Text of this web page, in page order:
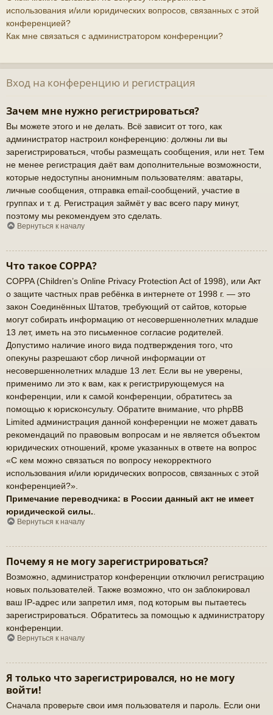
использования и/или юридических вопросов, связанных с этой
конференцией?
Как мне связаться с администратором конференции?
Вход на конференцию и регистрация
Зачем мне нужно регистрироваться?
Вы можете этого и не делать. Всё зависит от того, как
администратор настроил конференцию: должны ли вы
зарегистрироваться, чтобы размещать сообщения, или нет. Тем
не менее регистрация даёт вам дополнительные возможности,
которые недоступны анонимным пользователям: аватары,
личные сообщения, отправка email-сообщений, участие в
группах и т. д. Регистрация займёт у вас всего пару минут,
поэтому мы рекомендуем это сделать.
Вернуться к началу
Что такое COPPA?
COPPA (Children’s Online Privacy Protection Act of 1998), или Акт
о защите частных прав ребёнка в интернете от 1998 г. — это
закон Соединённых Штатов, требующий от сайтов, которые
могут собирать информацию от несовершеннолетних младше
13 лет, иметь на это письменное согласие родителей.
Допустимо наличие иного вида подтверждения того, что
опекуны разрешают сбор личной информации от
несовершеннолетних младше 13 лет. Если вы не уверены,
применимо ли это к вам, как к регистрирующемуся на
конференции, или к самой конференции, обратитесь за
помощью к юрисконсульту. Обратите внимание, что phpBB
Limited администрация данной конференции не может давать
рекомендаций по правовым вопросам и не является объектом
юридических отношений, кроме указанных в ответе на вопрос
«С кем можно связаться по вопросу некорректного
использования и/или юридических вопросов, связанных с этой
конференцией?».
Примечание переводчика: в России данный акт не имеет
юридической силы.
Вернуться к началу
Почему я не могу зарегистрироваться?
Возможно, администратор конференции отключил регистрацию
новых пользователей. Также возможно, что он заблокировал
ваш IP-адрес или запретил имя, под которым вы пытаетесь
зарегистрироваться. Обратитесь за помощью к администратору
конференции.
Вернуться к началу
Я только что зарегистрировался, но не могу
войти!
Сначала проверьте свои имя пользователя и пароль. Если они